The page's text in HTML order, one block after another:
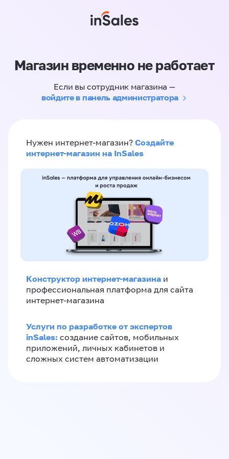
Магазин временно не работает
Если вы сотрудник магазина —
войдите в панель администратора
Нужен интернет-магазин? Создайте
интернет-магазин на InSales
Конструктор интернет-магазина и
профессиональная платформа для сайта
интернет-магазина
Услуги по разработке от экспертов
inSales: создание сайтов, мобильных
приложений, личных кабинетов и
сложных систем автоматизации